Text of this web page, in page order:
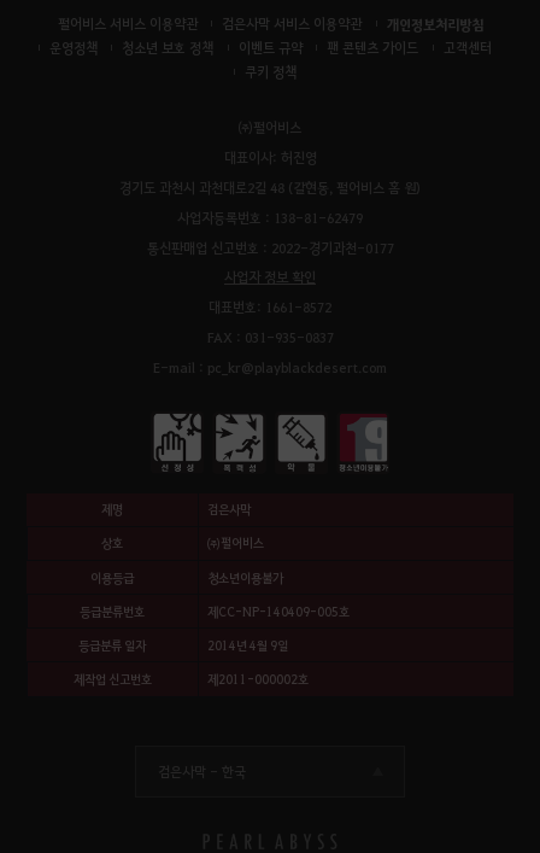
펄어비스 서비스 이용약관 검은사막 서비스 이용약관 개인정보처리방침
운영정책 청소년 보호 정책 이벤트 규약 팬 콘텐츠 가이드
고객센터
쿠키 정책
㈜펄어비스
대표이사: 허진영
경기도 과천시 과천대로2길 48 (갈현동, 펄어비스 홈 원)
사업자등록번호 : 138-81-62479
통신판매업 신고번호 : 2022-경기과천-0177
사업자 정보 확인
대표번호: 1661-8572
FAX : 031-935-0837
E-mail : pc_kr@playblackdesert.com
제명 검은사막
상호 ㈜펄어비스
이용등급 청소년이용불가
등급분류번호 제CC-NP-140409-005호
등급분류 일자 2014년 4월 9일
제작업 신고번호 제2011-000002호
검은사막 - 한국